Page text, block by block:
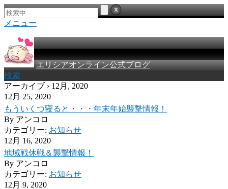
メニュー
エリシアオンライン公式ブログ
検索
アーカイブ › 12月, 2020
12月 25, 2020
もういくつ寝ると・・・年末年始襲撃情報！
By アンコロ
カテゴリー: お知らせ
12月 16, 2020
地域戦休戦＆襲撃情報！
By アンコロ
カテゴリー: お知らせ
12月 9, 2020